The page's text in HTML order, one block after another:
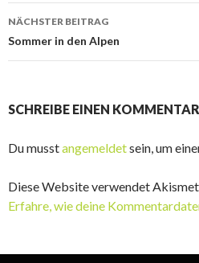
NÄCHSTER BEITRAG
Sommer in den Alpen
SCHREIBE EINEN KOMMENTAR
Du musstangemeldetsein, um
Diese Website verwendet
Erfahre, wie deine